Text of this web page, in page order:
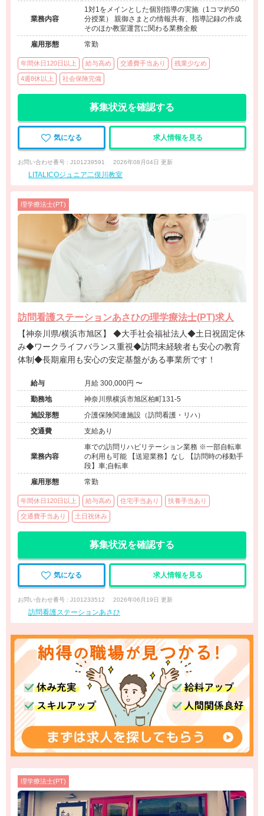
業務内容
1対1をメインとした個別指導の実施（1コマ約50
分授業） 親御さまとの情報共有、指導記録の作成
そのほか教室運営に関わる業務全般
雇用形態
常勤
年間休日120日以上 給与高め 交通費手当あり 残業少なめ
4週8休以上 社会保険完備
募集状況を確認する
気になる 求人情報を見る
お問い合わせ番号 : J101239591 2026年08月04日 更新
LITALICOジュニア二俣川教室
理学療法士(PT)
訪問看護ステーションあさひの理学療法士(PT)求人
【神奈川県/横浜市旭区】 ◆大手社会福祉法人◆土日祝固定休
み◆ワークライフバランス重視◆訪問未経験者も安心の教育
体制◆長期雇用も安心の安定基盤がある事業所です！
給与
月給 300,000円 〜
勤務地
神奈川県横浜市旭区柏町131-5
施設形態
介護保険関連施設（訪問看護・リハ）
交通費
支給あり
業務内容
車での訪問リハビリテーション業務 ※一部自転車
の利用も可能 【送迎業務】なし 【訪問時の移動手
段】車;自転車
雇用形態
常勤
年間休日120日以上 給与高め 住宅手当あり 扶養手当あり
交通費手当あり 土日祝休み
募集状況を確認する
気になる 求人情報を見る
お問い合わせ番号 : J101233512 2026年06月19日 更新
訪問看護ステーションあさひ
理学療法士(PT)